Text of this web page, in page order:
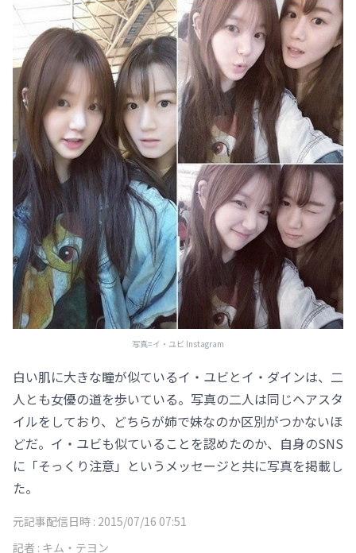
写真=イ・ユビ Instagram
白い肌に大きな瞳が似ているイ・ユビとイ・ダインは、二
人とも女優の道を歩いている。写真の二人は同じヘアスタ
イルをしており、どちらが姉で妹なのか区別がつかないほ
どだ。イ・ユビも似ていることを認めたのか、自身のSNS
に「そっくり注意」というメッセージと共に写真を掲載し
た。
元記事配信日時 : 2015/07/16 07:51
記者 : キム・テヨン